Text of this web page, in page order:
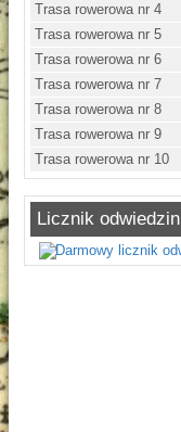
Trasa rowerowa nr 4
Trasa rowerowa nr 5
Trasa rowerowa nr 6
Trasa rowerowa nr 7
Trasa rowerowa nr 8
Trasa rowerowa nr 9
Trasa rowerowa nr 10
Licznik odwiedzin